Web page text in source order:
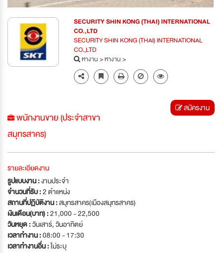
SECURITY SHIN KONG (THAI) INTERNATIONAL
CO.,LTD
SECURITY SHIN KONG (THAI) INTERNATIONAL
CO.,LTD
หางาน>หางาน>
พนักงานขาย (ประจำสาขา
สมุทรสาคร)
สมัครงาน
รายละเอียดงาน
รูปแบบงาน :งานประจำ
จำนวนที่รับ :2 ตำแหน่ง
สถานที่ปฏิบัติงาน :สมุทรสาคร(เมืองสมุทรสาคร)
เงินเดือน(บาท) :21,000 - 22,500
วันหยุด :วันเสาร์,วันอาทิตย์
เวลาทำงาน :08:00 - 17:30
เวลาทำงานอื่น :ไม่ระบุ